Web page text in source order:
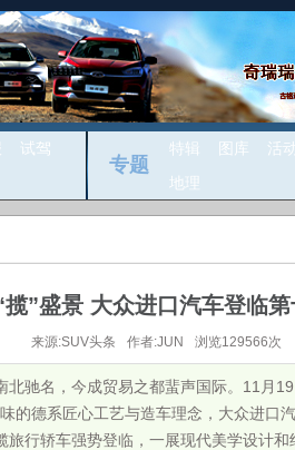
试驾
专题
特辑 图库
活
地理
揽”盛景 大众进口汽车登临
来源:SUV头条 作者:JUN 浏览129566次
北驰名，今成贸易之都蜚声国际。11月
的德系匠心工艺与造车理念，大众进口
行轿车强势登临，一展现代美学设计和